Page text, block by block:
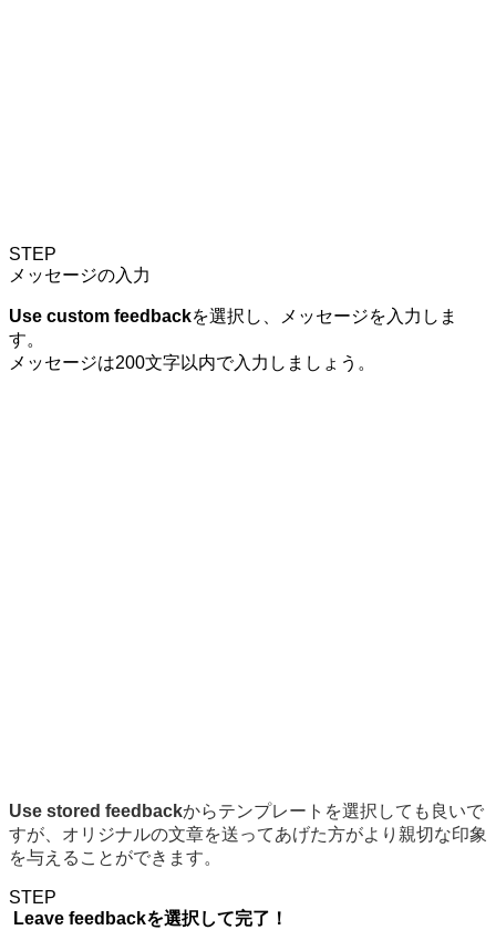
STEP
メッセージの入力
Use custom feedbackを選択し、メッセージを入力しま
す。
メッセージは200文字以内で入力しましょう。
Use stored feedbackからテンプレートを選択しても良いで
すが、オリジナルの文章を送ってあげた方がより親切な印象
を与えることができます。
STEP
Leave feedbackを選択して完了！